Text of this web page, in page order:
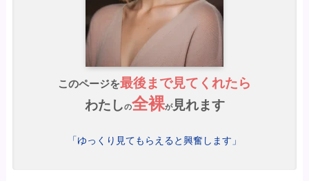
このページを最後まで見てくれたら
わたしの全裸が見れます
「ゆっくり見てもらえると興奮します」